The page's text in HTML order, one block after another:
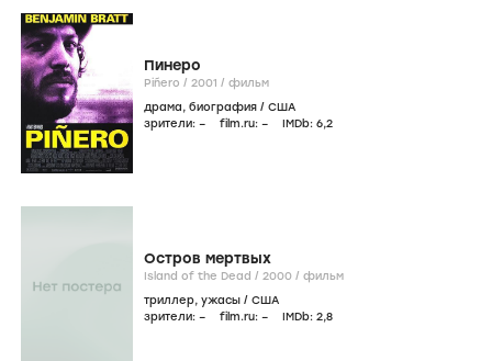
Пинеро
Piñero / 2001 / фильм
драма, биография / США
зрители: – film.ru: – IMDb: 6,2
Остров мертвых
Island of the Dead / 2000 / фильм
триллер, ужасы / США
зрители: – film.ru: – IMDb: 2,8